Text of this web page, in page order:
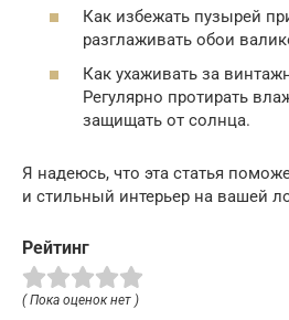
Как избежать пузырей
разглаживать обои
Как ухаживать за
Регулярно протирать
защищать от солнца.
Я надеюсь, что эта статья
и стильный интерьер на вашей
Рейтинг
( Пока оценок нет )